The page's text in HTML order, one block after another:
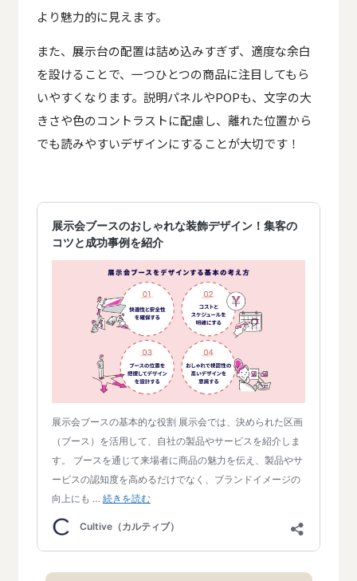
より魅力的に見えます。
また、展示台の配置は詰め込みすぎず、適度な余白
を設けることで、一つひとつの商品に注目してもら
いやすくなります。説明パネルやPOPも、文字の大
きさや色のコントラストに配慮し、離れた位置から
でも読みやすいデザインにすることが大切です！